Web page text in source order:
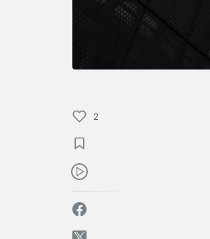
2